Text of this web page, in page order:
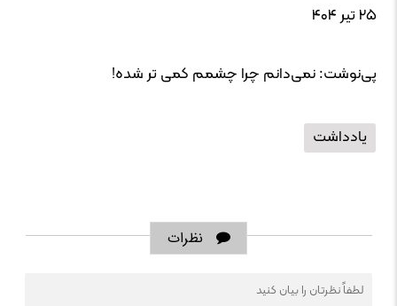
۲۵ تیر ۴۰۴
پی‌نوشت: نمی‌دانم چرا چشمم کمی تر شده!
یادداشت
نظرات